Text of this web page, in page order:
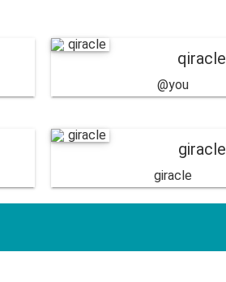
qiracle
@you
giracle
giracle